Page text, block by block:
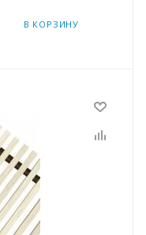
В КОРЗИНУ